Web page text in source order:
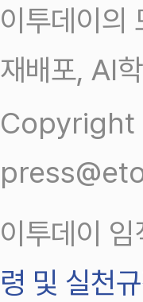
이투데이의
재배포, AI
Copyright
이투데이
령 및 실천